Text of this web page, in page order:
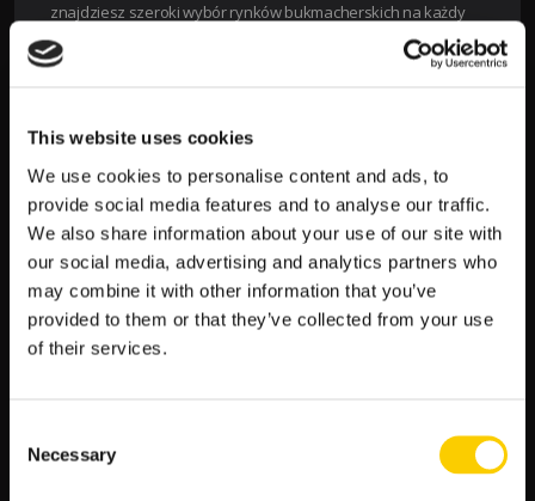
This website uses cookies
We use cookies to personalise content and ads, to
provide social media features and to analyse our traffic.
We also share information about your use of our site with
our social media, advertising and analytics partners who
may combine it with other information that you’ve
provided to them or that they’ve collected from your use
of their services.
Selection
Necessary
znajdziesz szeroki wybór rynków bukmacherskich na każdy
mecz, w którym występuje
. To nawet
ponad 300 możliwości! Nie zapomnij też sprawdzić dostępnych
wszystkich meczów, które obejmą eliminacje Euro 2024.
czerwca 2024 – 14 lipca 2024 r. Przyłącz się do tej rywalizacji i
postaw swoje typy na piłkę nożną już dziś!
Zobacz
←Poprzedni artykuł